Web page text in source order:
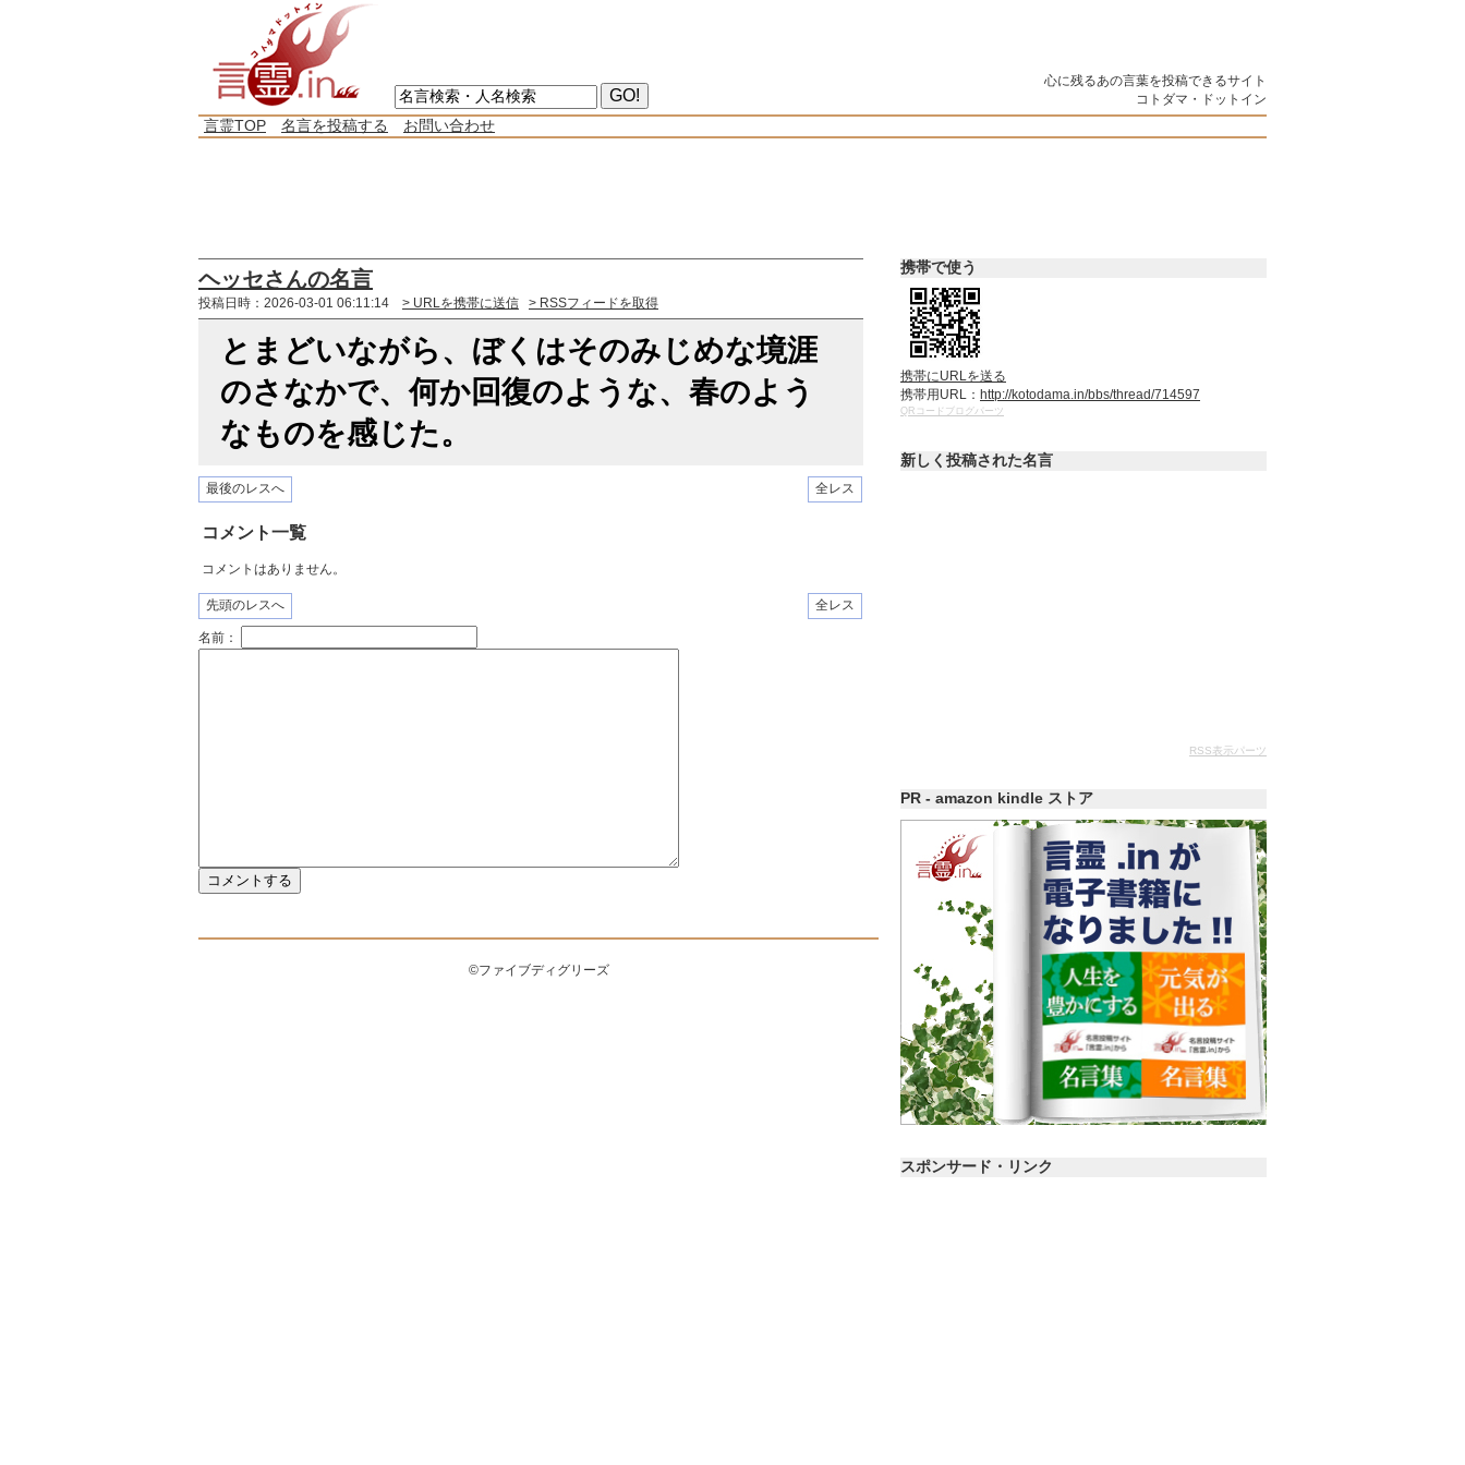
心に残るあの言葉を投稿できるサイト
コトダマ・ドットイン
言霊TOP 名言を投稿する お問い合わせ
ヘッセさんの名言
投稿日時：2026-03-01 06:11:14 > URLを携帯に送信 > RSSフィードを取得
とまどいながら、ぼくはそのみじめな境涯
のさなかで、何か回復のような、春のよう
なものを感じた。
最後のレスへ 全レス
コメント一覧
コメントはありません。
先頭のレスへ 全レス
名前：
©ファイブディグリーズ
携帯で使う
携帯にURLを送る
携帯用URL： http://kotodama.in/bbs/thread/714597
QRコードブログパーツ
新しく投稿された名言
RSS表示パーツ
PR - amazon kindle ストア
スポンサード・リンク